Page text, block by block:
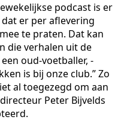
podcast is er
er per aflevering
te praten. Dat kan
die verhalen uit de
oud-voetballer, -
is bij onze club.” Zo
al toegezegd om aan
Peter Bijvelds